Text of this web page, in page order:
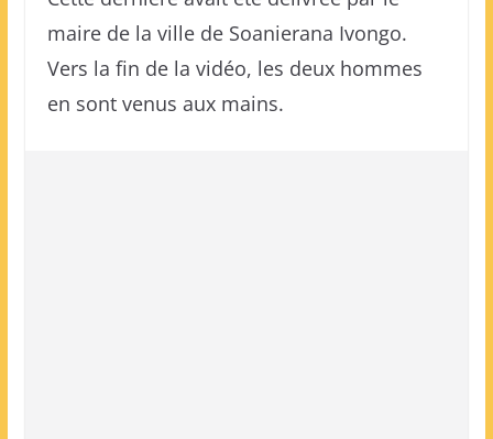
maire de la ville de Soanierana Ivongo.
Vers la fin de la vidéo, les deux hommes
en sont venus aux mains.